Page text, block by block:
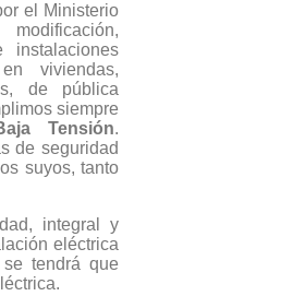
el Ministerio
viviendas,
de pública
siempre
Tensión.
de seguridad
suyos, tanto
integral y
eléctrica
tendrá que